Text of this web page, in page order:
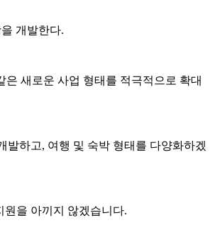
개발한다.
새로운 사업 형태를 적극적으로 확대
발하고, 여행 및 숙박 형태를 다양화하겠
을 아끼지 않겠습니다.